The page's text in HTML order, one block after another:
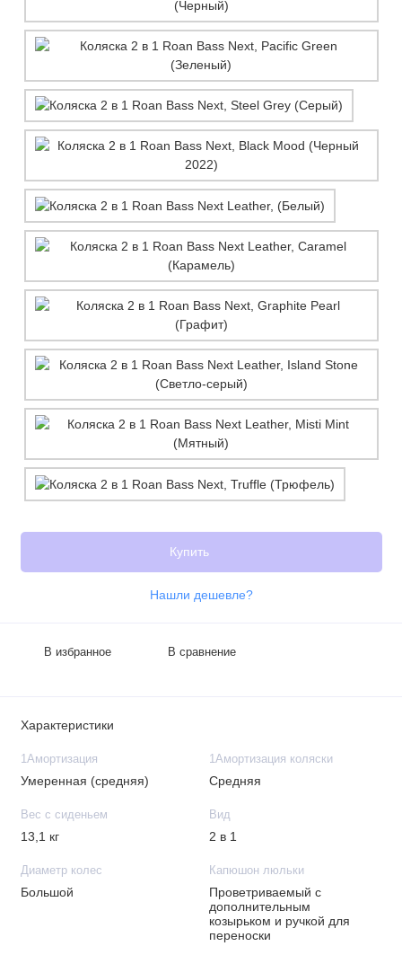
Купить
Нашли дешевле?
В избранное В сравнение
Характеристики
1Амортизация
Умеренная (средняя)
1Амортизация коляски
Средняя
Вес с сиденьем
13,1 кг
Вид
2 в 1
Диаметр колес
Большой
Капюшон люльки
Проветриваемый с
дополнительным
козырьком и ручкой для
переноски